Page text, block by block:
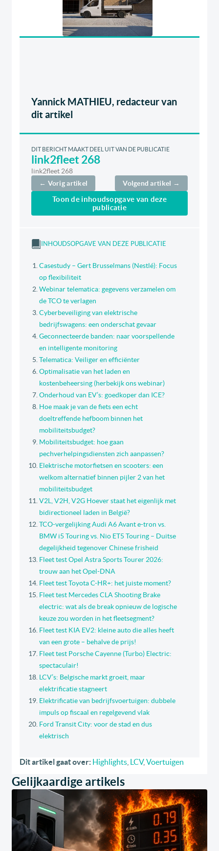
Yannick MATHIEU, redacteur van
dit artikel
DIT BERICHT MAAKT DEEL UIT VAN DE PUBLICATIE
link2fleet 268
link2fleet 268
← Vorig artikel
Volgend artikel →
Toon de inhoudsopgave van deze
publicatie
INHOUDSOPGAVE VAN DEZE PUBLICATIE
Casestudy – Gert Brusselmans (Nestlé): Focus
op flexibiliteit
Webinar telematica: gegevens verzamelen om
de TCO te verlagen
Cyberbeveiliging van elektrische
bedrijfswagens: een onderschat gevaar
Geconnecteerde banden: naar voorspellende
en intelligente monitoring
Telematica: Veiliger en efficiënter
Optimalisatie van het laden en
kostenbeheersing (herbekijk ons webinar)
Onderhoud van EV’s: goedkoper dan ICE?
Hoe maak je van de fiets een echt
doeltreffende hefboom binnen het
mobiliteitsbudget?
Mobiliteitsbudget: hoe gaan
pechverhelpingsdiensten zich aanpassen?
Elektrische motorfietsen en scooters: een
welkom alternatief binnen pijler 2 van het
mobiliteitsbudget
V2L, V2H, V2G Hoever staat het eigenlijk met
bidirectioneel laden in België?
TCO-vergelijking Audi A6 Avant e-tron vs.
BMW i5 Touring vs. Nio ET5 Touring – Duitse
degelijkheid tegenover Chinese frisheid
Fleet test Opel Astra Sports Tourer 2026:
trouw aan het Opel-DNA
Fleet test Toyota C-HR+: het juiste moment?
Fleet test Mercedes CLA Shooting Brake
electric: wat als de break opnieuw de logische
keuze zou worden in het fleetsegment?
Fleet test KIA EV2: kleine auto die alles heeft
van een grote – behalve de prijs!
Fleet test Porsche Cayenne (Turbo) Electric:
spectaculair!
LCV’s: Belgische markt groeit, maar
elektrificatie stagneert
Elektrificatie van bedrijfsvoertuigen: dubbele
impuls op fiscaal en regelgevend vlak
Ford Transit City: voor de stad en dus
elektrisch
Dit artikel gaat over: Highlights LCV, Voertuigen
Gelijkaardige artikels